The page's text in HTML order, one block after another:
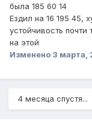
была 185 60 14
Ездил на 16 195 45,
устойчивость почти
на этой
Изменено 3 марта,
4 месяца спустя...